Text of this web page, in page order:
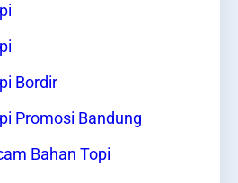
Bordir
Promosi Bandung
Bahan Topi